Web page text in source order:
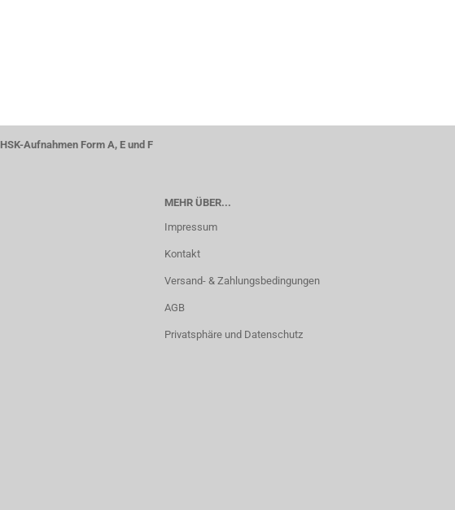
HSK-Aufnahmen Form A, E und F
MEHR ÜBER...
Impressum
Kontakt
Versand- & Zahlungsbedingungen
AGB
Privatsphäre und Datenschutz